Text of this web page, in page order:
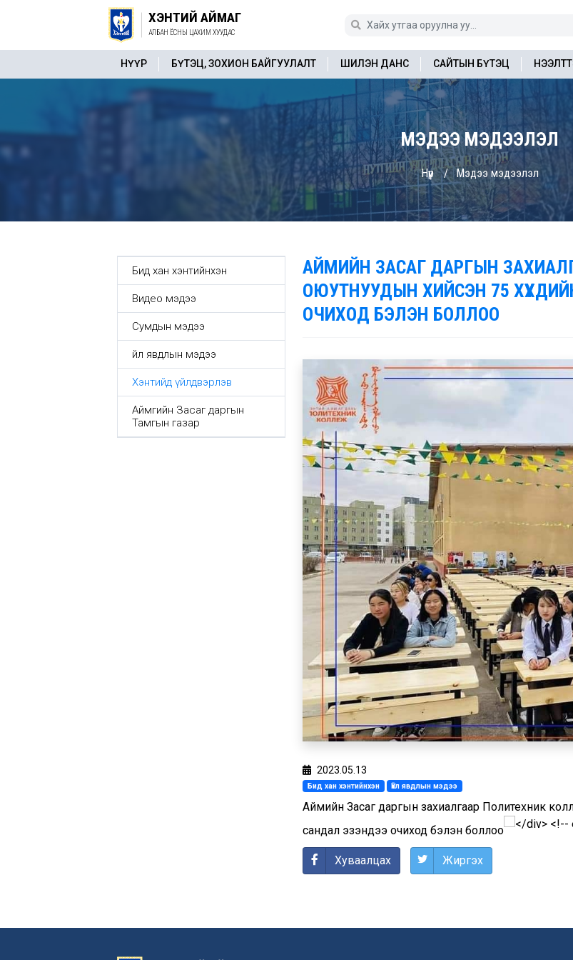
ХЭНТИЙ АЙМАГ
АЛБАН ЁСНЫ ЦАХИМ ХУУДАС
НҮҮР БҮТЭЦ, ЗОХИОН БАЙГУУЛАЛТ ШИЛЭН ДАНС САЙТЫН БҮТЭЦ
МЭДЭЭ МЭДЭЭЛЭЛ
Нүүр Мэдээ мэдээлэл
Бид хан хэнтийнхэн
Видео мэдээ
Сумдын мэдээ
Үйл явдлын мэдээ
Хэнтийд үйлдвэрлэв
Аймгийн Засаг даргын
Тамгын газар
АЙМИЙН ЗАСАГ ДАРГЫН
ОЮУТНУУДЫН ХИЙСЭН 75
ОЧИХОД БЭЛЭН БОЛЛОО
2023.05.13
Бид хан хэнтийнхэн Үйл явдлын мэдээ
Аймийн Засаг даргын захиалгаар Политехник
сандал эзэндээ очиход бэлэн боллоо
Хуваалцах Жиргэх